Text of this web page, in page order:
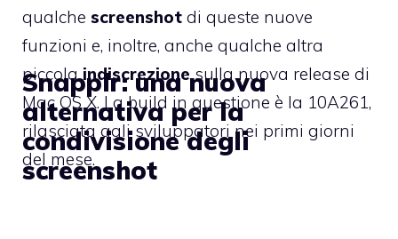
qualche screenshot di queste nuove
funzioni e, inoltre, anche qualche altra
piccolaindiscrezionesulla nuova release di
Mac OS X. La build in questione è la 10A261,
rilasciata agli sviluppatori nei primi giorni
del mese.
Snapplr: una nuova
alternativa per la
condivisione degli
screenshot